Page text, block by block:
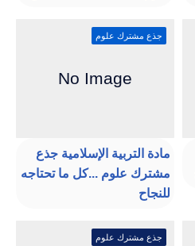
جذع مشترك علوم
مادة التربية الإسلامية جذع
مشترك علوم ...كل ما تحتاجه
للنجاح
جذع مشترك علوم